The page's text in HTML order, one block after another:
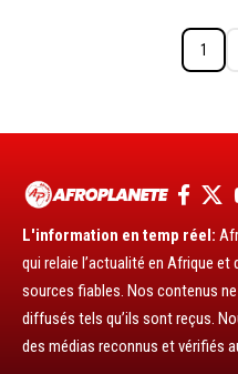
1
L'information en temp réel:
qui relaie l’actualité en Afrique et
sources fiables. Nos contenus
diffusés tels qu’ils sont reçus.
des médias reconnus et vérifiés